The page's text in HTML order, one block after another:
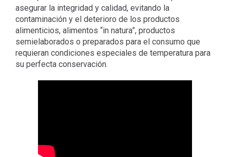
asegurar la integridad y calidad, evitando la
contaminación y el deterioro de los productos
alimenticios, alimentos “in natura”, productos
semielaborados o preparados para el consumo que
requieran condiciones especiales de temperatura para
su perfecta conservación.